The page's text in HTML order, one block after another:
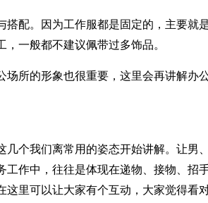
搭配。因为工作服都是固定的，主要
一般都不建议佩带过多饰品。
所的形象也很重要，这里会再讲解办
几个我们离常用的姿态开始讲解。让
工作中，往往是体现在递物、接物、招
这里可以让大家有个互动，大家觉得